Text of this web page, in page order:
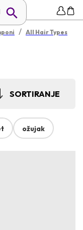
/ All Hair Types
SORTIRANJE
ožujak